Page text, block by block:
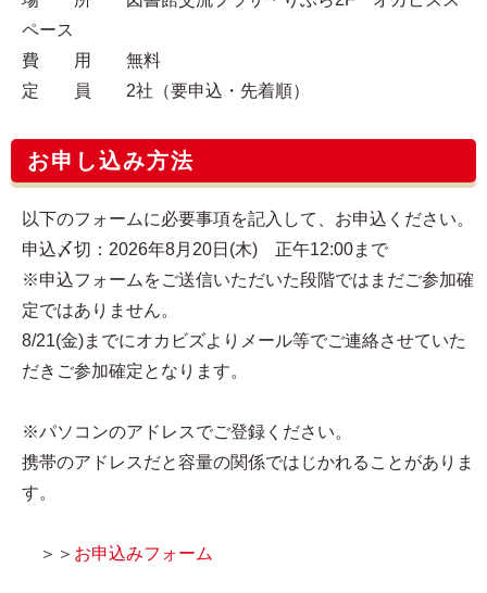
ペース
費 用 無料
定 員 2社（要申込・先着順）
お申し込み方法
以下のフォームに必要事項を記入して、お申込ください。
申込〆切：2026年8月20日(木) 正午12:00まで
※申込フォームをご送信いただいた段階ではまだご参加確
定ではありません。
8/21(金)までにオカビズよりメール等でご連絡させていた
だきご参加確定となります。
※パソコンのアドレスでご登録ください。
携帯のアドレスだと容量の関係ではじかれることがありま
す。
＞＞ お申込みフォーム